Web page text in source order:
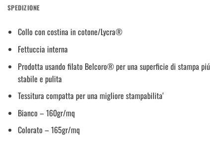
SPEDIZIONE
Collo con costina in cotone/Lycra®
Fettuccia interna
Prodotta usando filato Belcoro® per una superficie di stampa piú
stabile e pulita
Tessitura compatta per una migliore stampabilita'
Bianco – 160gr/mq
Colorato – 165gr/mq